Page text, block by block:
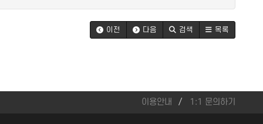
이전 다음 검색 목록
이용안내 1:1 문의하기